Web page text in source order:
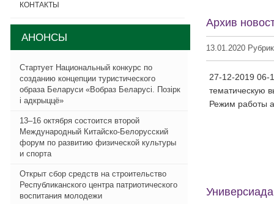
Архив
13.01.2020
27-12-2019
тематическую
Режим работы
Универсиада
КОНТАКТЫ
АНОНСЫ
Стартует Национальный конкурс по
созданию концепции туристического
образа Беларуси «Вобраз Беларусi. Позiрк
i адкрыццё»
13–16 октября состоится второй
Международный Китайско-Белорусский
форум по развитию физической культуры
и спорта
Открыт сбор средств на строительство
Республиканского центра патриотического
воспитания молодежи